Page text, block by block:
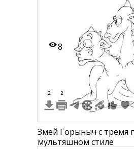
8
2 2
Змей Горыныч с тремя
мультяшном стиле